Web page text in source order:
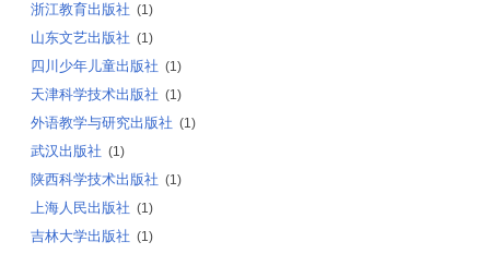
浙江教育出版社 (1)
山东文艺出版社 (1)
四川少年儿童出版社 (1)
天津科学技术出版社 (1)
外语教学与研究出版社 (1)
武汉出版社 (1)
陕西科学技术出版社 (1)
上海人民出版社 (1)
吉林大学出版社 (1)